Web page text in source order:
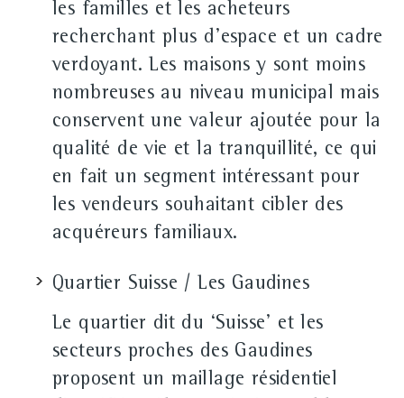
les familles et les acheteurs
recherchant plus d'espace et un cadre
verdoyant. Les maisons y sont moins
nombreuses au niveau municipal mais
conservent une valeur ajoutée pour la
qualité de vie et la tranquillité, ce qui
en fait un segment intéressant pour
les vendeurs souhaitant cibler des
acquéreurs familiaux.
Quartier Suisse / Les Gaudines
Le quartier dit du ‘Suisse' et les
secteurs proches des Gaudines
proposent un maillage résidentiel